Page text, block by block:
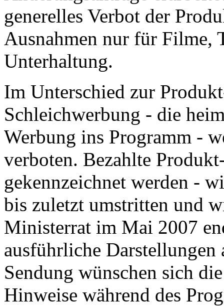
generelles Verbot der
Ausnahmen nur für Filme,
Unterhaltung.
Im Unterschied zur
Schleichwerbung - die
Werbung ins Programm -
verboten. Bezahlte
gekennzeichnet werden -
bis zuletzt umstritten und
Ministerrat im Mai 2007
ausführliche
Sendung wünschen sich
Hinweise während des